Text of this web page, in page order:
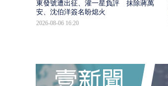
東發號遭出征、灌一星負評 抹除蔣萬
安、沈伯洋簽名盼熄火
2026-08-06 16:20